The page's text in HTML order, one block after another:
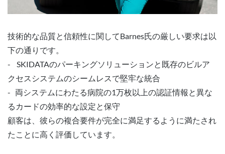
技術的な品質と信頼性に関してBarnes氏の厳しい要求は以
下の通りです。
- SKIDATAのパーキングソリューションと既存のビルア
クセスシステムのシームレスで堅牢な統合
- 両システムにわたる病院の1万枚以上の認証情報と異な
るカードの効率的な設定と保守
顧客は、彼らの複合要件が完全に満足するように満たされ
たことに高く評価しています。